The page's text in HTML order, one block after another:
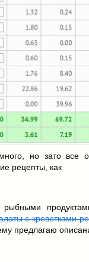
но зато все
рецепты, как
с креветками
предлагаю